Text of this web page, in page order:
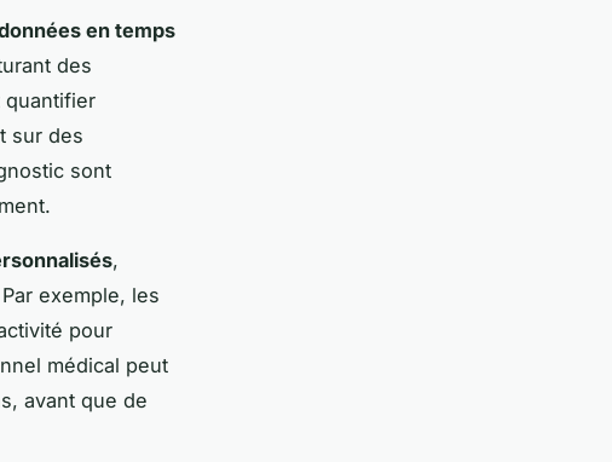
en temps
des
quantifier
sur des
sont
,
exemple, les
pour
médical peut
avant que de